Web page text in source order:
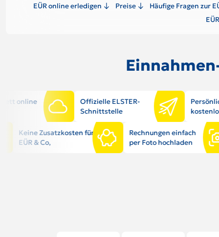
EÜR online erledigen Preise Häufige Fragen zur
online
Offizielle ELSTER-
Schnittstelle
Keine Zusatzkosten für
EÜR & Co,
Rechnungen einfach
per Foto hochladen